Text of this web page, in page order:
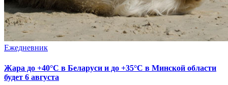
Ежедневник
Жара до +40°С в Беларуси и до +35°С в Минской области
будет 6 августа